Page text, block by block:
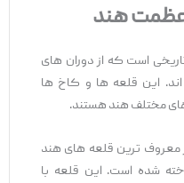
هند
است که از دوران‌ های
این قلعه ‌ها و کاخ‌ ها
مختلف هند هستند.
‌ترین قلعه‌ های هند
شده است. این قلعه با